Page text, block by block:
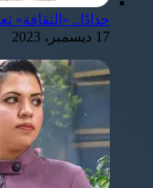
حدادًا.. «الثقافة»
17 ديسمبر، 2023